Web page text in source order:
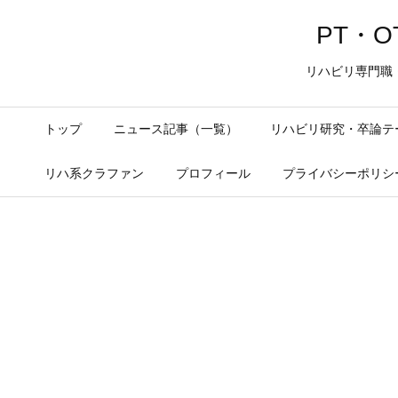
PT・
リハビリ専門職
トップ ニュース記事（一覧） リハビリ研究・卒論テ
リハ系クラファン プロフィール プライバシーポリシ